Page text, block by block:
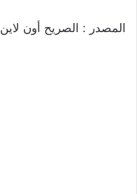
المصدر : الصريح أون لاين